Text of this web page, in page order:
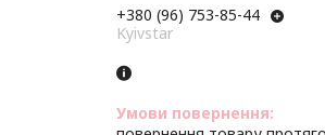
+380 (96) 753-85-44
Kyivstar